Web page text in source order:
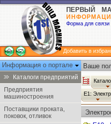
ПЕРВЫЙ
Форма для связи
Добавить в
Информация о портале
Каталоги предприятий
Предприятия
машиностроения
Поставщики проката,
поковок, отливок
Ваше
Е1: